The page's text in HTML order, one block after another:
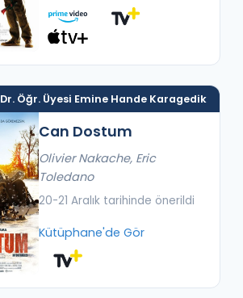
Dr. Öğr. Üyesi Emine Hande Karagedik
Can Dostum
Olivier Nakache, Eric
Toledano
20-21 Aralık tarihinde önerildi
Kütüphane'de Gör